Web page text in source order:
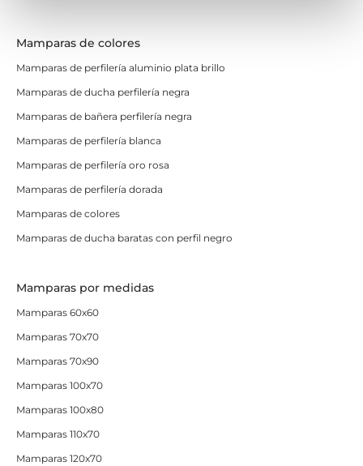
Mamparas de colores
Mamparas de perfilería aluminio plata brillo
Mamparas de ducha perfilería negra
Mamparas de bañera perfilería negra
Mamparas de perfilería blanca
Mamparas de perfilería oro rosa
Mamparas de perfilería dorada
Mamparas de colores
Mamparas de ducha baratas con perfil negro
Mamparas por medidas
Mamparas 60x60
Mamparas 70x70
Mamparas 70x90
Mamparas 100x70
Mamparas 100x80
Mamparas 110x70
Mamparas 120x70